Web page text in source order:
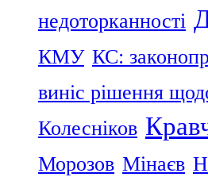
недоторканності
КМУ КС:
виніс рішення
Колесніков
Морозов Мінаєв